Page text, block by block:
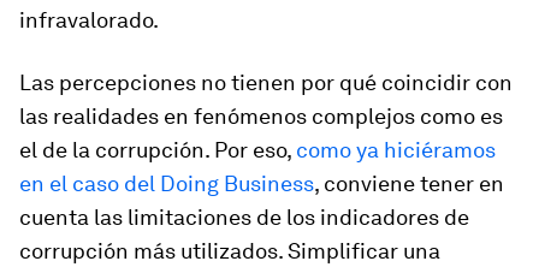
infravalorado.
Las percepciones no tienen por qué coincidir con
las realidades en fenómenos complejos como es
el de la corrupción. Por eso, como ya hiciéramos
en el caso del Doing Business, conviene tener en
cuenta las limitaciones de los indicadores de
corrupción más utilizados. Simplificar una